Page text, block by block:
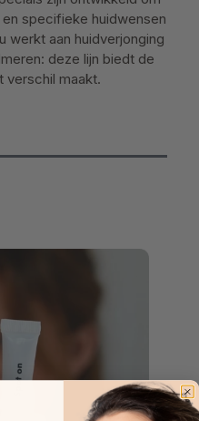
specifieke huidwensen
werkt aan huidverjonging
deze lijn biedt de
verschil maakt.